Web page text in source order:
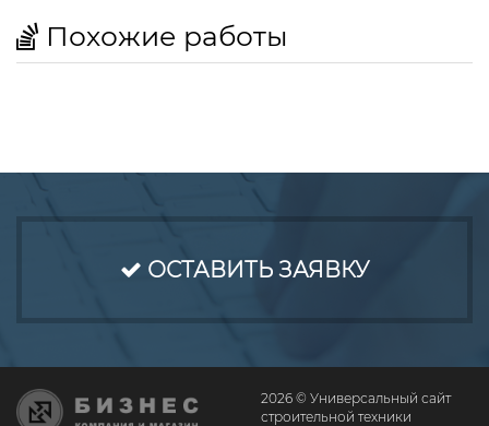
Похожие работы
ОСТАВИТЬ ЗАЯВКУ
2026 © Универсальный сайт
строительной техники